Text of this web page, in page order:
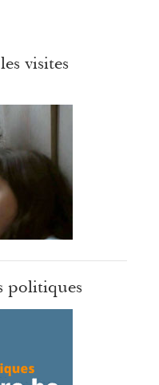
visites
politiques